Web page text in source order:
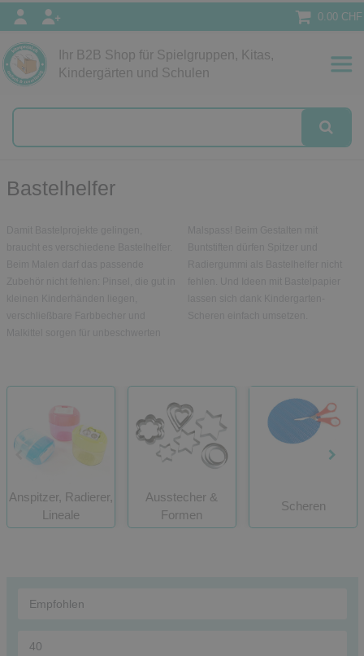
0.00 CHF
Ihr B2B Shop für Spielgruppen, Kitas,
Kindergärten und Schulen
Bastelhelfer
Anspitzer, Radierer,
Lineale
Ausstecher &
Formen
Scheren